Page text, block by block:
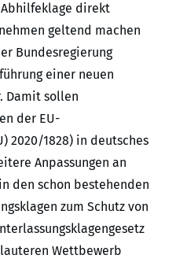
direkt
geltend machen
Bundesregierung
einer neuen
Damit sollen
der EU-
2020/1828) in deutsches
Anpassungen an
den schon bestehenden
zum Schutz von
Wettbewerb